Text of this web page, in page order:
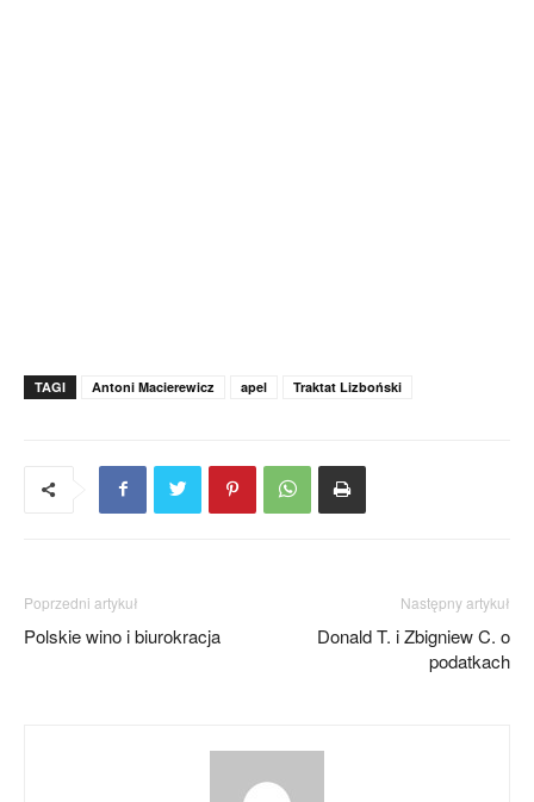
TAGI Antoni Macierewicz apel Traktat Lizboński
Poprzedni artykuł
Polskie wino i biurokracja
Następny artykuł
Donald T. i Zbigniew C. o
podatkach